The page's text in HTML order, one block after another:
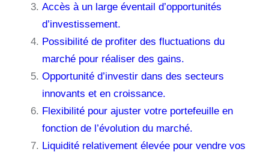
Accès à un large éventail d’opportunités
d’investissement.
Possibilité de profiter des fluctuations du
marché pour réaliser des gains.
Opportunité d’investir dans des secteurs
innovants et en croissance.
Flexibilité pour ajuster votre portefeuille en
fonction de l’évolution du marché.
Liquidité relativement élevée pour vendre vos